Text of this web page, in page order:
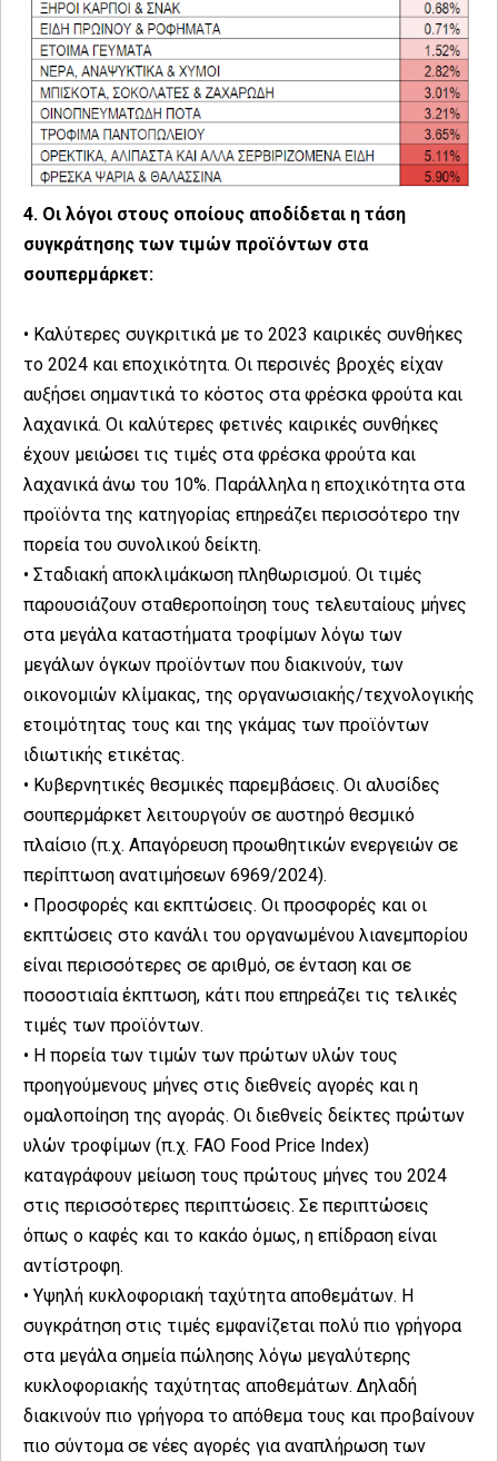
4. Οι λόγοι στους οποίους αποδίδεται η τάση
συγκράτησης των τιμών προϊόντων στα
σουπερμάρκετ:
• Καλύτερες συγκριτικά με το 2023 καιρικές συνθήκες
το 2024 και εποχικότητα. Οι περσινές βροχές είχαν
αυξήσει σημαντικά το κόστος στα φρέσκα φρούτα και
λαχανικά. Οι καλύτερες φετινές καιρικές συνθήκες
έχουν μειώσει τις τιμές στα φρέσκα φρούτα και
λαχανικά άνω του 10%. Παράλληλα η εποχικότητα στα
προϊόντα της κατηγορίας επηρεάζει περισσότερο την
πορεία του συνολικού δείκτη.
• Σταδιακή αποκλιμάκωση πληθωρισμού. Οι τιμές
παρουσιάζουν σταθεροποίηση τους τελευταίους μήνες
στα μεγάλα καταστήματα τροφίμων λόγω των
μεγάλων όγκων προϊόντων που διακινούν, των
οικονομιών κλίμακας, της οργανωσιακής/τεχνολογικής
ετοιμότητας τους και της γκάμας των προϊόντων
ιδιωτικής ετικέτας.
• Κυβερνητικές θεσμικές παρεμβάσεις. Οι αλυσίδες
σουπερμάρκετ λειτουργούν σε αυστηρό θεσμικό
πλαίσιο (π.χ. Απαγόρευση προωθητικών ενεργειών σε
περίπτωση ανατιμήσεων 6969/2024).
• Προσφορές και εκπτώσεις. Οι προσφορές και οι
εκπτώσεις στο κανάλι του οργανωμένου λιανεμπορίου
είναι περισσότερες σε αριθμό, σε ένταση και σε
ποσοστιαία έκπτωση, κάτι που επηρεάζει τις τελικές
τιμές των προϊόντων.
• Η πορεία των τιμών των πρώτων υλών τους
προηγούμενους μήνες στις διεθνείς αγορές και η
ομαλοποίηση της αγοράς. Οι διεθνείς δείκτες πρώτων
υλών τροφίμων (π.χ. FAO Food Price Index)
καταγράφουν μείωση τους πρώτους μήνες του 2024
στις περισσότερες περιπτώσεις. Σε περιπτώσεις
όπως ο καφές και το κακάο όμως, η επίδραση είναι
αντίστροφη.
• Υψηλή κυκλοφοριακή ταχύτητα αποθεμάτων. Η
συγκράτηση στις τιμές εμφανίζεται πολύ πιο γρήγορα
στα μεγάλα σημεία πώλησης λόγω μεγαλύτερης
κυκλοφοριακής ταχύτητας αποθεμάτων. Δηλαδή
διακινούν πιο γρήγορα το απόθεμα τους και προβαίνουν
πιο σύντομα σε νέες αγορές για αναπλήρωση των